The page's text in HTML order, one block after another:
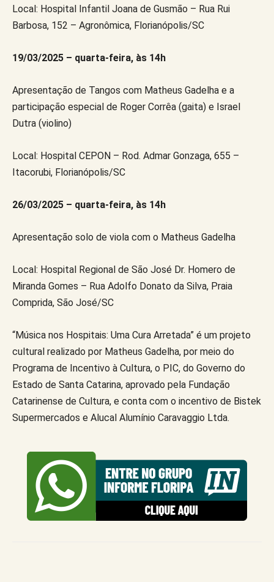
Local: Hospital Infantil Joana de Gusmão – Rua Rui
Barbosa, 152 – Agronômica, Florianópolis/SC
19/03/2025 – quarta-feira, às 14h
Apresentação de Tangos com Matheus Gadelha e a
participação especial de Roger Corrêa (gaita) e Israel
Dutra (violino)
Local: Hospital CEPON – Rod. Admar Gonzaga, 655 –
Itacorubi, Florianópolis/SC
26/03/2025 – quarta-feira, às 14h
Apresentação solo de viola com o Matheus Gadelha
Local: Hospital Regional de São José Dr. Homero de
Miranda Gomes – Rua Adolfo Donato da Silva, Praia
Comprida, São José/SC
“Música nos Hospitais: Uma Cura Arretada” é um projeto
cultural realizado por Matheus Gadelha, por meio do
Programa de Incentivo à Cultura, o PIC, do Governo do
Estado de Santa Catarina, aprovado pela Fundação
Catarinense de Cultura, e conta com o incentivo de Bistek
Supermercados e Alucal Alumínio Caravaggio Ltda.